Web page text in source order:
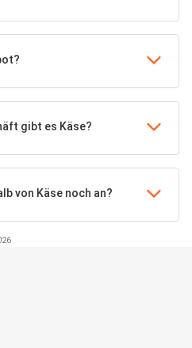
gibt es Käse?
von Käse noch an?